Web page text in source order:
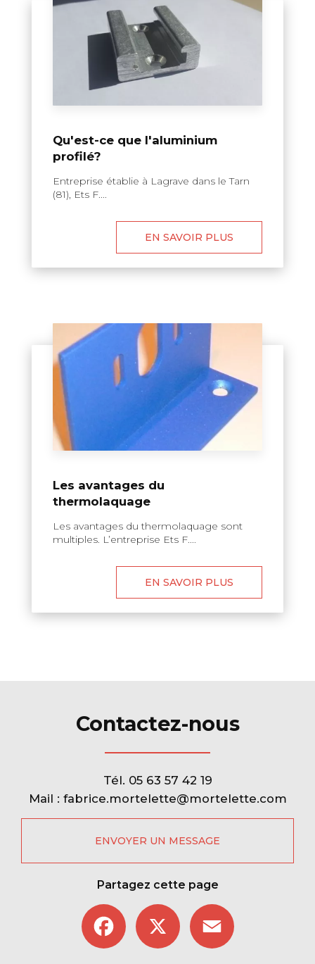
Qu'est-ce que l'aluminium
profilé?
Entreprise établie à Lagrave dans le Tarn
(81), Ets F....
EN SAVOIR PLUS
Les avantages du
thermolaquage
Les avantages du thermolaquage sont
multiples. L’entreprise Ets F....
EN SAVOIR PLUS
Contactez-nous
Tél. 05 63 57 42 19
Mail : fabrice.mortelette@mortelette.com
ENVOYER UN MESSAGE
Partagez cette page
Facebook